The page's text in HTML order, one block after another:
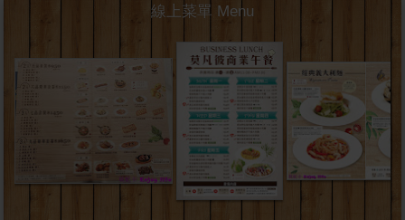
線上菜單 Menu